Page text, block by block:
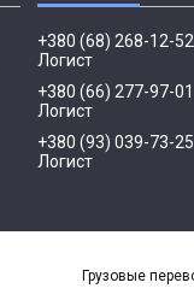
+380 (68) 268-12-52
Логист
+380 (66) 277-97-01
Логист
+380 (93) 039-73-25
Логист